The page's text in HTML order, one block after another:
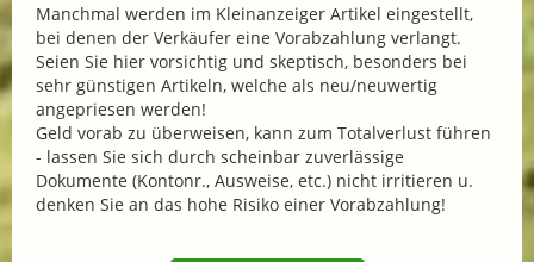
Manchmal werden im Kleinanzeiger Artikel eingestellt,
bei denen der Verkäufer eine Vorabzahlung verlangt.
Seien Sie hier vorsichtig und skeptisch, besonders bei
sehr günstigen Artikeln, welche als neu/neuwertig
angepriesen werden!
Geld vorab zu überweisen, kann zum Totalverlust führen
- lassen Sie sich durch scheinbar zuverlässige
Dokumente (Kontonr., Ausweise, etc.) nicht irritieren u.
denken Sie an das hohe Risiko einer Vorabzahlung!